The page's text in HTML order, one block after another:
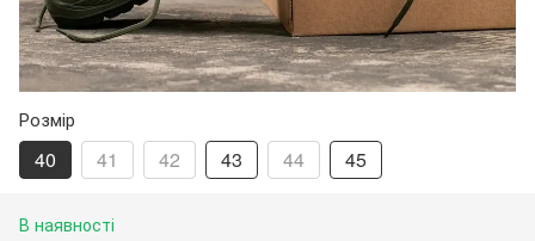
Розмір
40 41 42 43 44 45
В наявності